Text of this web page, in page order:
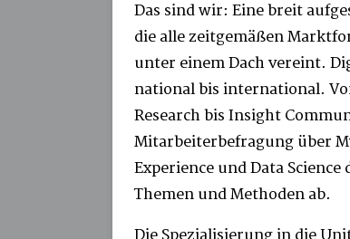
Das sind wir: Eine breit
die alle zeitgemäßen
unter einem Dach vereint.
national bis international.
Research bis Insight
Mitarbeiterbefragung über
Experience und Data
Themen und Methoden ab.